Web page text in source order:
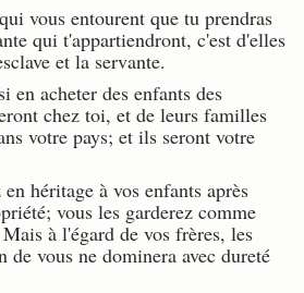
vous entourent que tu prendras
qui t'appartiendront, c'est d'elles
et la servante.
en acheter des enfants des
chez toi, et de leurs familles
votre pays; et ils seront votre
héritage à vos enfants après
vous les garderez comme
à l'égard de vos frères, les
de vous ne dominera avec dureté